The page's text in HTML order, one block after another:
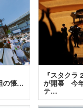
の懐…
『スタクラ
が開幕 今
テ…